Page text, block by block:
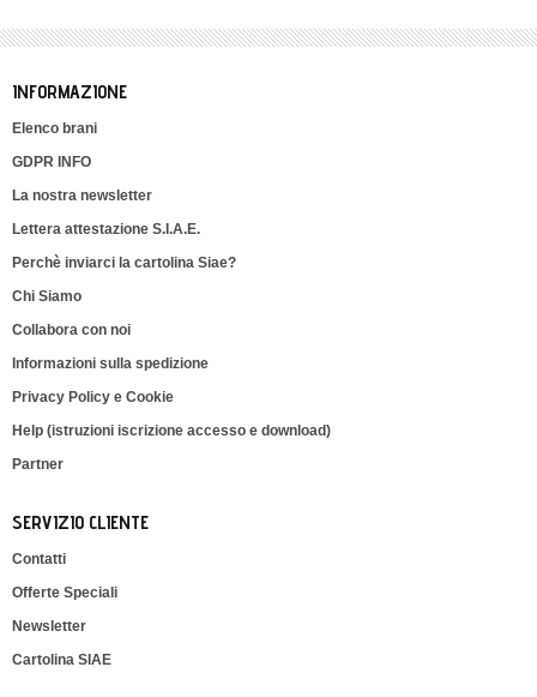
INFORMAZIONE
Elenco brani
GDPR INFO
La nostra newsletter
Lettera attestazione S.I.A.E.
Perchè inviarci la cartolina Siae?
Chi Siamo
Collabora con noi
Informazioni sulla spedizione
Privacy Policy e Cookie
Help (istruzioni iscrizione accesso e download)
Partner
SERVIZIO CLIENTE
Contatti
Offerte Speciali
Newsletter
Cartolina SIAE